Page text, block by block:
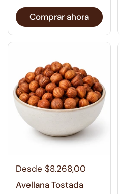
Comprar ahora
Desde $8.268,00
Avellana Tostada